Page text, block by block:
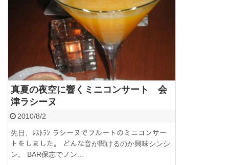
真夏の夜空に響くミニコンサート 会
津ラシーヌ
2010/8/2
先日、ﾚｽﾄﾗﾝ ラシーヌでフルートのミニコンサー
トをしました。 どんな音が聞けるのか興味シンシ
ン。 BAR保志でノン...